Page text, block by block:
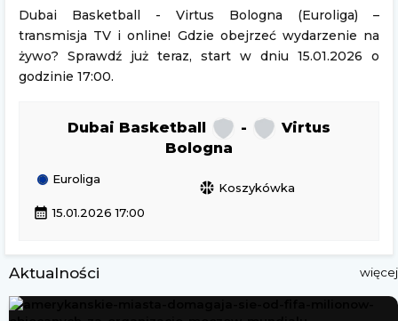
Dubai Basketball - Virtus Bologna (Euroliga) –
transmisja TV i online! Gdzie obejrzeć wydarzenie na
żywo? Sprawdź już teraz, start w dniu 15.01.2026 o
godzinie 17:00.
Dubai Basketball -
Virtus
Bologna
Euroliga
sports_basketball Koszykówka
calendar_month 15.01.2026 17:00
Aktualności więcej